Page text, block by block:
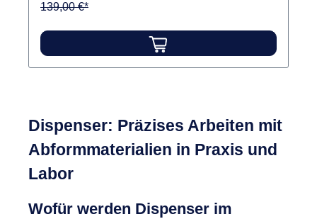
139,00 €*
Dispenser: Präzises Arbeiten mit
Abformmaterialien in Praxis und
Labor
Wofür werden Dispenser im